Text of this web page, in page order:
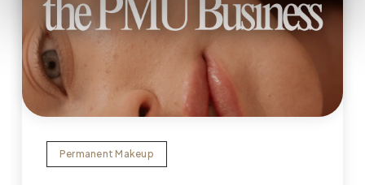
Permanent Makeup